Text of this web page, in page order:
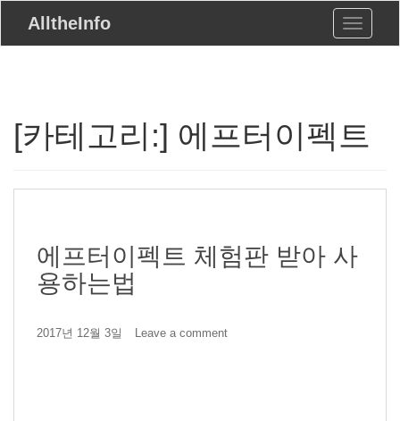
i
AlltheInfo Toggle
[카테고리:] 에프터이펙트
에프터이펙트 체험판 받아 사
용하는법
2017년 12월 3일 Leave a comment